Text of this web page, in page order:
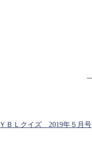
ＹＢＬクイズ 2019年５月号